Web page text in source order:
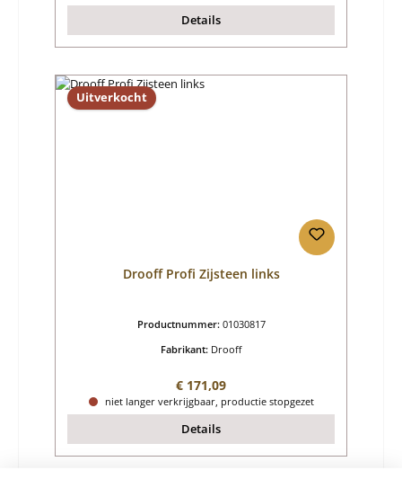
Details
Uitverkocht
Drooff Profi Zijsteen links
Productnummer: 01030817
Fabrikant: Drooff
Normale prijs:
€ 171,09
niet langer verkrijgbaar, productie stopgezet
Details